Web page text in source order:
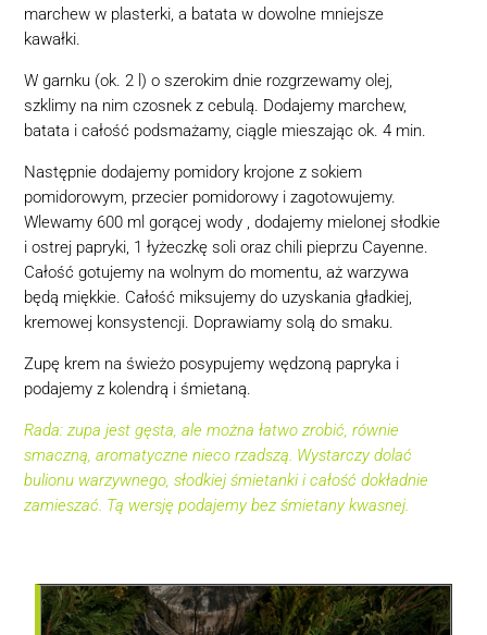
marchew w plasterki, a batata w dowolne mniejsze
kawałki.
W garnku (ok. 2 l) o szerokim dnie rozgrzewamy olej,
szklimy na nim czosnek z cebulą. Dodajemy marchew,
batata i całość podsmażamy, ciągle mieszając ok. 4 min.
Następnie dodajemy pomidory krojone z sokiem
pomidorowym, przecier pomidorowy i zagotowujemy.
Wlewamy 600 ml gorącej wody , dodajemy mielonej słodkie
i ostrej papryki, 1 łyżeczkę soli oraz chili pieprzu Cayenne.
Całość gotujemy na wolnym do momentu, aż warzywa
będą miękkie. Całość miksujemy do uzyskania gładkiej,
kremowej konsystencji. Doprawiamy solą do smaku.
Zupę krem na świeżo posypujemy wędzoną papryka i
podajemy z kolendrą i śmietaną.
Rada: zupa jest gęsta, ale można łatwo zrobić, równie
smaczną, aromatyczne nieco rzadszą. Wystarczy dolać
bulionu warzywnego, słodkiej śmietanki i całość dokładnie
zamieszać. Tą wersję podajemy bez śmietany kwasnej.